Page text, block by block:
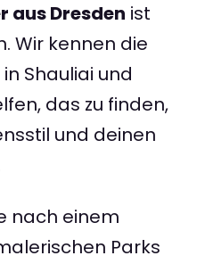
aus Dresden ist
Wir kennen die
Shauliai und
das zu finden,
und deinen
nach einem
Parks